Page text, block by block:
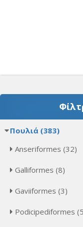
Πουλιά (383)
Anseriformes (32)
Galliformes (8)
Gaviiformes (3)
Podicipediformes